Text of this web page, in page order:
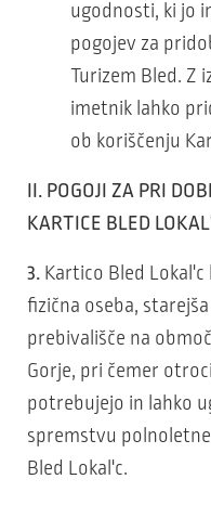
ugodnosti, ki jo
pogojev za
Turizem Bled. Z
imetnik lahko
ob koriščenju
II. POGOJI ZA PRI
KARTICE BLED
3. Kartico Bled
fizična oseba,
prebivališče na
Gorje, pri čemer
potrebujejo in lahko
spremstvu
Bled Lokal'c.